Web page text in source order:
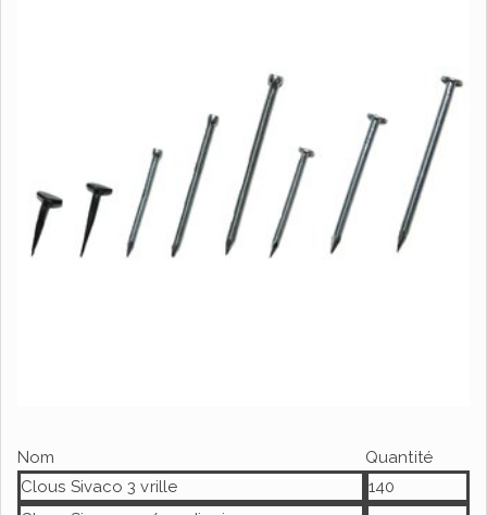
Nom
Quantité
Clous Sivaco 3 vrille
140